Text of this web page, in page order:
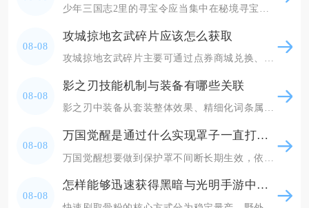
08-08
攻城掠地玄武碎片应该怎么获取
08-08
影之刃技能机制与装备有哪些关联
影之刃中装备从套装整体效果、精细化词条属性、刻印赋能三个维度深度绑定技能的释放逻辑、资源消
08-08
万国觉醒是通过什么实现罩子一直打开的
08-08
怎样能够迅速获得黑暗与光明手游中的骨粉